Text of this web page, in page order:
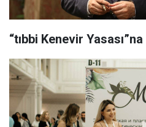
“tıbbi Kenevir